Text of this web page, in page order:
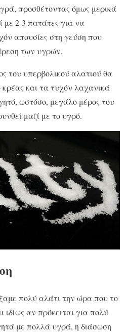
προσθέτοντας όμως μερικά
με 2-3 πατάτες για να
απουσίες στη γεύση που
των υγρών.
του υπερβολικού αλατιού θα
και τα τυχόν λαχανικά
ωστόσο, μεγάλο μέρος του
μαζί με το υγρό.
πολύ αλάτι την ώρα που το
ιδίως αν πρόκειται για πολύ
με πολλά υγρά, η διάσωση